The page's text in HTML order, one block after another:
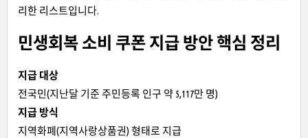
리한 리스트입니다.
민생회복 소비 쿠폰 지급 방안 핵심 정리
지급 대상
전국민(지난달 기준 주민등록 인구 약 5,117만 명)
지급 방식
지역화폐(지역사랑상품권) 형태로 지급